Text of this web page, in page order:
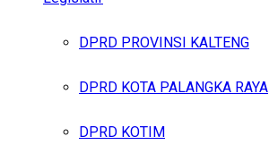
DPRD PROVINSI KALTENG
DPRD KOTA PALANGKA RAYA
DPRD KOTIM